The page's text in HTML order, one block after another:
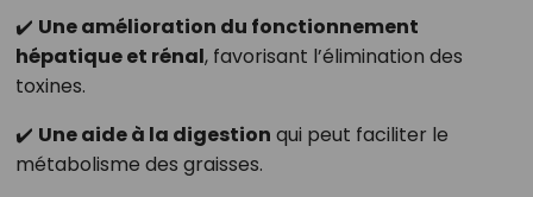
✔️ Une amélioration du fonctionnement
hépatique et rénal, favorisant l’élimination des
toxines.
✔️ Une aide à la digestion qui peut faciliter le
métabolisme des graisses.